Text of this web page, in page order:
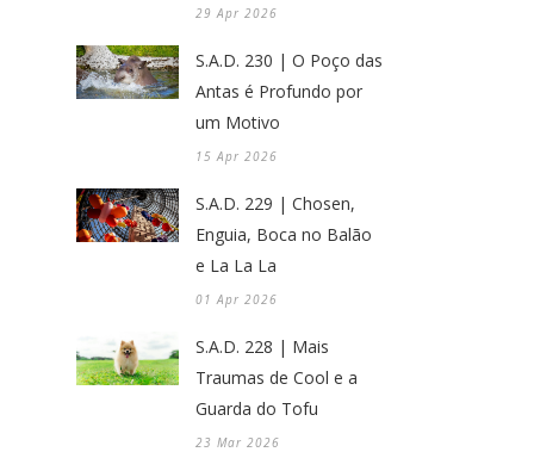
29 Apr 2026
S.A.D. 230 | O Poço das
Antas é Profundo por
um Motivo
15 Apr 2026
S.A.D. 229 | Chosen,
Enguia, Boca no Balão
e La La La
01 Apr 2026
S.A.D. 228 | Mais
Traumas de Cool e a
Guarda do Tofu
23 Mar 2026